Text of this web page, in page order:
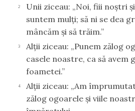
2
Unii ziceau: „Noi, fiii noştri
suntem mulţi; să ni se dea
mâncăm şi să trăim.”
3
Alţii ziceau: „Punem zălog
casele noastre, ca să avem
foametei.”
4
Alţii ziceau: „Am
zălog ogoarele şi viile